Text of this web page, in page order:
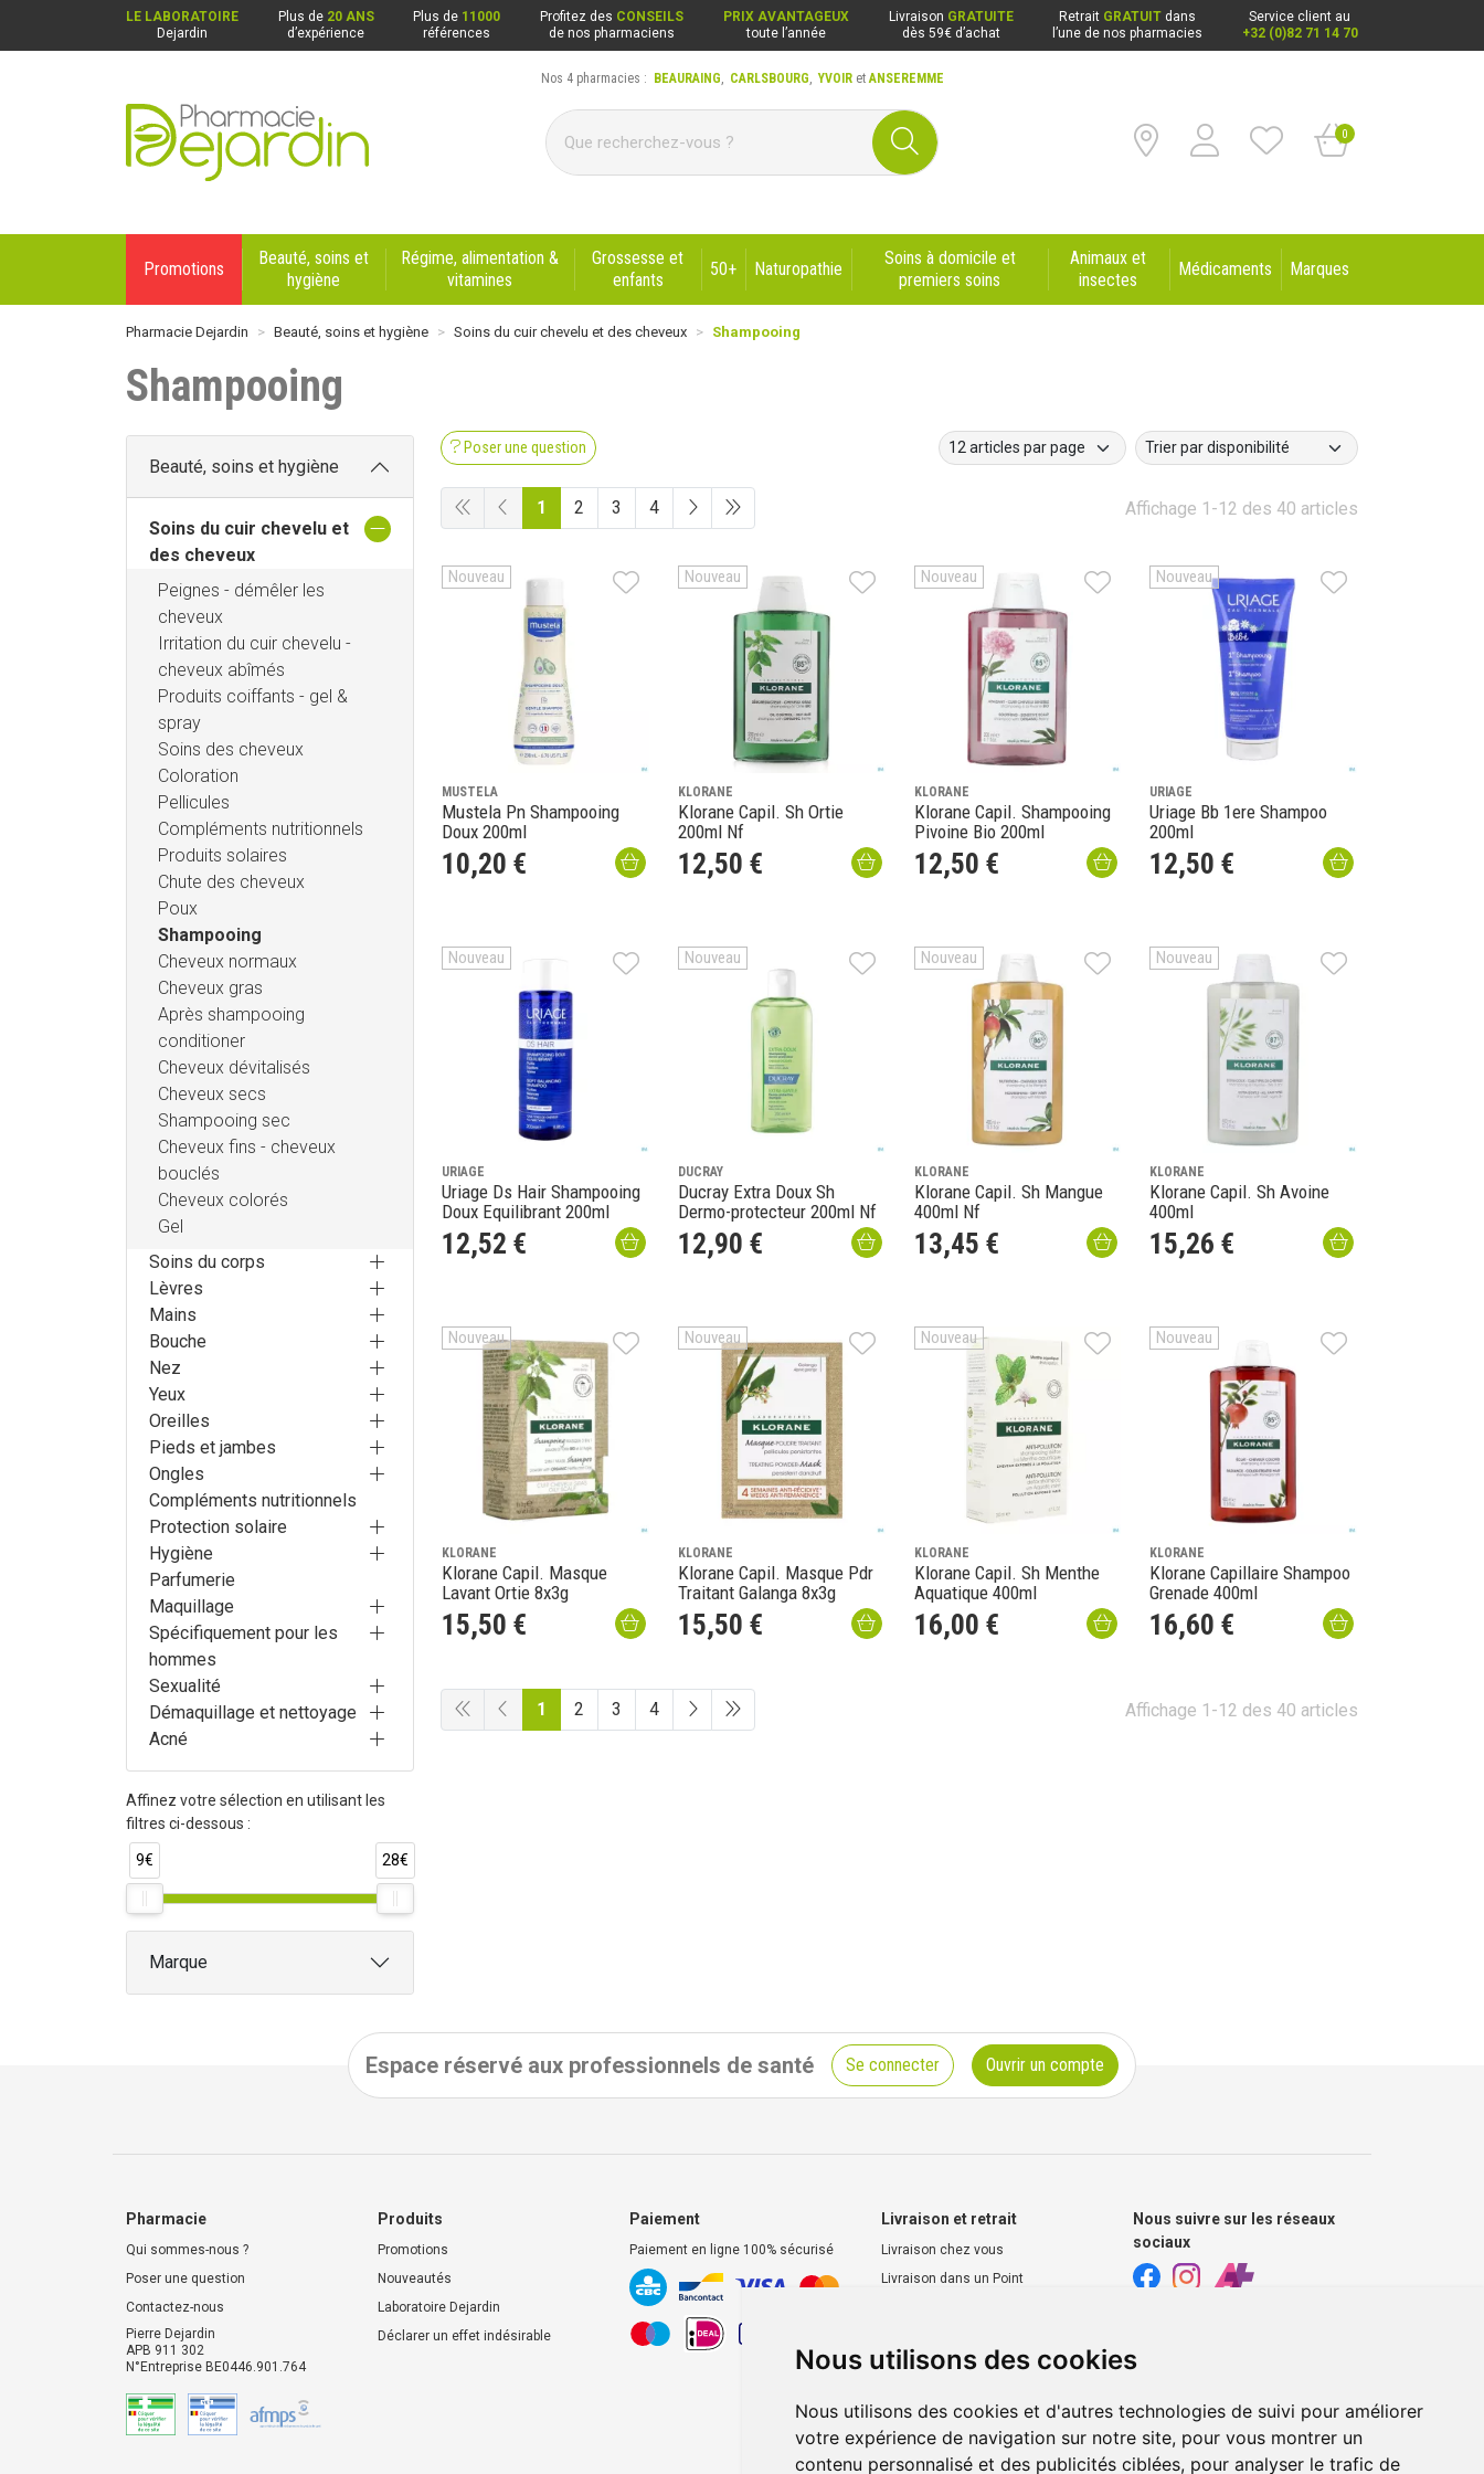
Nous utilisons des cookies
Nous utilisons des cookies et d'autres technologies de suivi pour améliorer
votre expérience de navigation sur notre site, pour vous montrer un
contenu personnalisé et des publicités ciblées, pour analyser le trafic de
LE LABORATOIRE
Dejardin
Plus de 20 ANS
d’expérience
Plus de 11000
références
Profitez des CONSEILS
de nos pharmaciens
PRIX AVANTAGEUX
toute l’année
Livraison GRATUITE
dès 59€ d’achat
Retrait GRATUIT dans
l’une de nos pharmacies
Service client au
+32 (0)82 71 14 70
Pharmacie Dejardin Nos 4 pharmacies : Beauraing, Carlsbourg, Yvoir, Anseremme
0
Nos 4 pharmacies : BEAURAING, CARLSBOURG,YVOIRetANSEREMME
Promotions
Beauté, soins et
hygiène
Régime, alimentation &
vitamines
Grossesse et
enfants
50+ Naturopathie
Soins à domicile et
premiers soins
Animaux et
insectes
Médicaments Marques
Pharmacie Dejardin Beauté, soins et hygiène Soins du cuir chevelu et des cheveux Shampooing
Shampooing
Poser une question
Affichage 1-12 des 40 articles
1 2 3 4
Nouveau
MUSTELA
Mustela Pn Shampooing
Doux 200ml
10,20 €
Nouveau
KLORANE
Klorane Capil. Sh Ortie
200ml Nf
12,50 €
Nouveau
KLORANE
Klorane Capil. Shampooing
Pivoine Bio 200ml
12,50 €
Nouveau
URIAGE
Uriage Bb 1ere Shampoo
200ml
12,50 €
Nouveau
URIAGE
Uriage Ds Hair Shampooing
Doux Equilibrant 200ml
12,52 €
Nouveau
DUCRAY
Ducray Extra Doux Sh
Dermo-protecteur 200ml Nf
12,90 €
Nouveau
KLORANE
Klorane Capil. Sh Mangue
400ml Nf
13,45 €
Nouveau
KLORANE
Klorane Capil. Sh Avoine
400ml
15,26 €
Nouveau
KLORANE
Klorane Capil. Masque
Lavant Ortie 8x3g
15,50 €
Nouveau
KLORANE
Klorane Capil. Masque Pdr
Traitant Galanga 8x3g
15,50 €
Nouveau
KLORANE
Klorane Capil. Sh Menthe
Aquatique 400ml
16,00 €
Nouveau
KLORANE
Klorane Capillaire Shampoo
Grenade 400ml
16,60 €
Affichage 1-12 des 40 articles
1 2 3 4
Beauté, soins et hygiène
Soins du cuir chevelu et
des cheveux
Peignes - démêler les
cheveux
Irritation du cuir chevelu -
cheveux abîmés
Produits coiffants - gel &
spray
Soins des cheveux
Coloration
Pellicules
Compléments nutritionnels
Produits solaires
Chute des cheveux
Poux
Shampooing
Cheveux normaux
Cheveux gras
Après shampooing
conditioner
Cheveux dévitalisés
Cheveux secs
Shampooing sec
Cheveux fins - cheveux
bouclés
Cheveux colorés
Gel
Soins du corps
Lèvres
Mains
Bouche
Nez
Yeux
Oreilles
Pieds et jambes
Ongles
Compléments nutritionnels
Protection solaire
Hygiène
Parfumerie
Maquillage
Spécifiquement pour les
hommes
Sexualité
Démaquillage et nettoyage
Acné
Affinez votre sélection en utilisant les
filtres ci-dessous :
9€ 28€
Marque
Espace réservé aux professionnels de santé Se connecter Ouvrir un compte
Pharmacie
Qui sommes-nous ?
Poser une question
Contactez-nous
Pierre Dejardin
APB 911 302
N°Entreprise BE0446.901.764
Produits
Promotions
Nouveautés
Laboratoire Dejardin
Déclarer un effet indésirable
Paiement
Paiement en ligne 100% sécurisé
Livraison et retrait
Livraison chez vous
Livraison dans un Point
Retrait en casiers extérieurs
Nous suivre sur les réseaux
sociaux